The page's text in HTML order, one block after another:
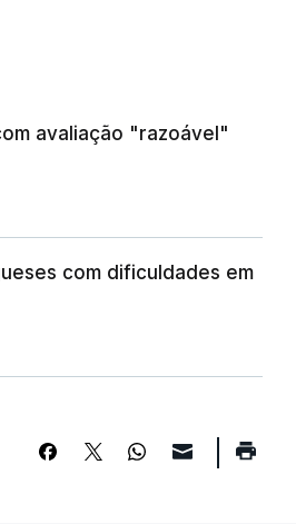
avaliação "razoável"
com dificuldades em